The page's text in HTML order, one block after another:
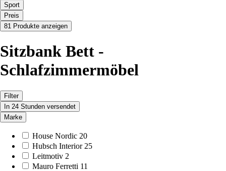
Sport
Preis
81 Produkte anzeigen
Sitzbank Bett -
Schlafzimmermöbel
Filter
In 24 Stunden versendet
Marke
House Nordic 20
Hubsch Interior 25
Leitmotiv 2
Mauro Ferretti 11